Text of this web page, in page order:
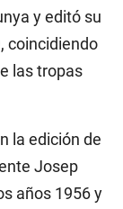
y editó su
coincidiendo
las tropas
la edición de
Josep
años 1956 y